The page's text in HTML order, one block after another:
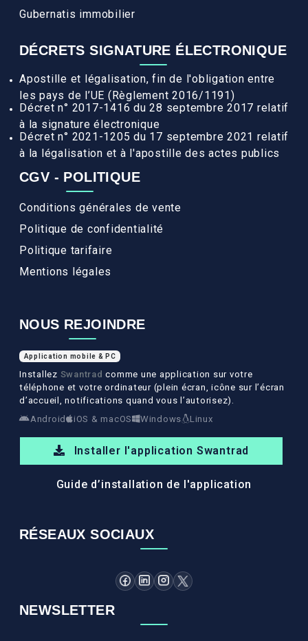
Gubernatis immobilier
DÉCRETS SIGNATURE ÉLECTRONIQUE
Apostille et légalisation, fin de l'obligation entre
les pays de l’UE (Règlement 2016/1191)
Décret n° 2017-1416 du 28 septembre 2017 relatif
à la signature électronique
Décret n° 2021-1205 du 17 septembre 2021 relatif
à la légalisation et à l'apostille des actes publics
CGV - POLITIQUE
Conditions générales de vente
Politique de confidentialité
Politique tarifaire
Mentions légales
NOUS REJOINDRE
Application mobile & PC
Installez Swantrad comme une application sur votre
téléphone et votre ordinateur (plein écran, icône sur l’écran
d’accueil, notifications quand vous l’autorisez).
Android
iOS & macOS Windows Linux
Installer l'application Swantrad
Guide d’installation de l'application
RÉSEAUX SOCIAUX
NEWSLETTER